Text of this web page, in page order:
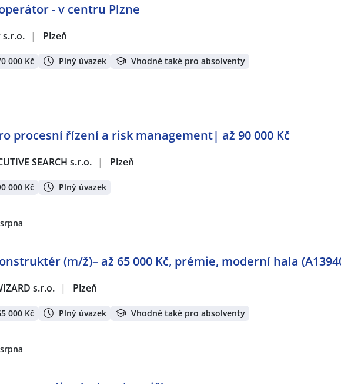
- v centru Plzne
s.r.o. | Plzeň
000 Kč Plný úvazek Vhodné také pro absolventy
procesní řízení a risk management| až 90 000 Kč
SEARCH s.r.o. | Plzeň
000 Kč Plný úvazek
(m/ž)– až 65 000 Kč, prémie, moderní hala
s.r.o. | Plzeň
000 Kč Plný úvazek Vhodné také pro absolventy